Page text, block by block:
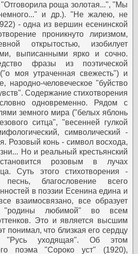
"Отговорила роща золотая...", "Мы
и др.). "Не жалею, не
- одна из вершин есенинской
проникнуто лиризмом,
открытостью, изобилует
выписанными ярко и сочно.
фразы из поэтической
моя утраченная свежесть") и
народно-человеческое "буйство
Содержание стихотворения
одновременно. Рядом с
земного мира ("белых яблонь
ситца", "весенней гулкой
символический -
Розовый конь - символ восхода,
Но и реальный крестьянский
розовым в лучах
Суть этого стихотворения -
песнь, благословение всего
в поэзии Есенина едина и
взаимосвязано, все образует
"родины любимой" во всем
Это и является высшим
понимал, что близкая его сердцу
уходящая". Об этом
его поэма "Сороко уст" (1920),